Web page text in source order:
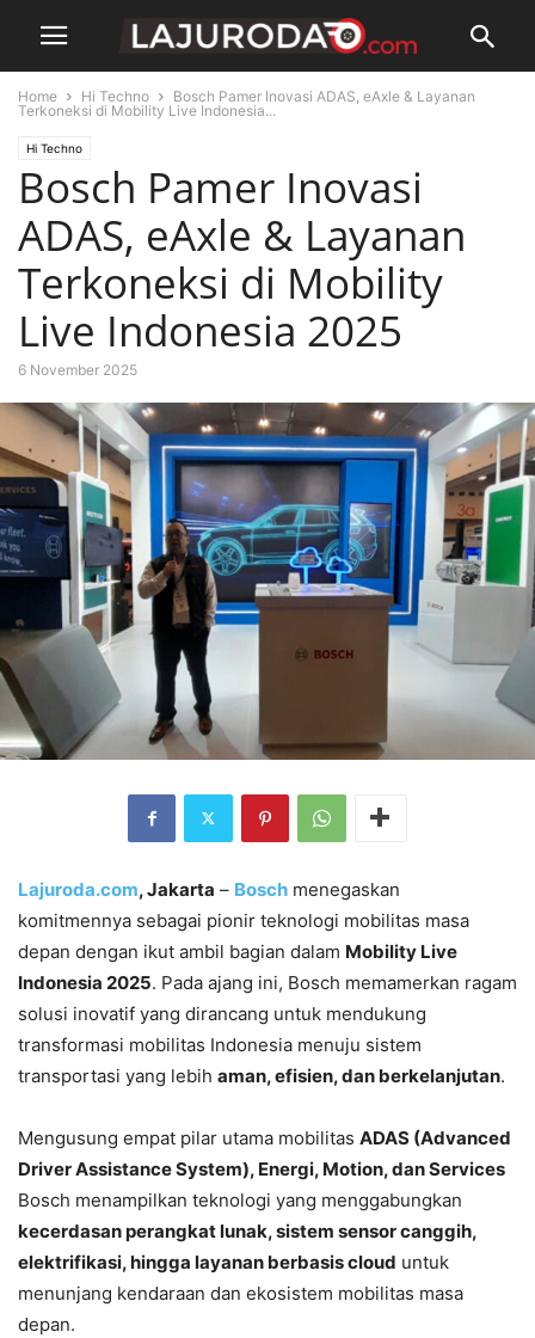
Home Hi Techno
Bosch Pamer Inovasi ADAS, eAxle & Layanan
Terkoneksi di Mobility Live Indonesia...
Hi Techno
Bosch Pamer Inovasi
ADAS, eAxle & Layanan
Terkoneksi di Mobility
Live Indonesia 2025
6 November 2025
Lajuroda.com, Jakarta – Bosch menegaskan
komitmennya sebagai pionir teknologi mobilitas masa
depan dengan ikut ambil bagian dalam Mobility Live
Indonesia 2025. Pada ajang ini, Bosch memamerkan ragam
solusi inovatif yang dirancang untuk mendukung
transformasi mobilitas Indonesia menuju sistem
transportasi yang lebih aman, efisien, dan berkelanjutan.
Mengusung empat pilar utama mobilitas ADAS (Advanced
Driver Assistance System), Energi, Motion, dan Services
Bosch menampilkan teknologi yang menggabungkan
kecerdasan perangkat lunak, sistem sensor canggih,
elektrifikasi, hingga layanan berbasis cloud untuk
menunjang kendaraan dan ekosistem mobilitas masa
depan.